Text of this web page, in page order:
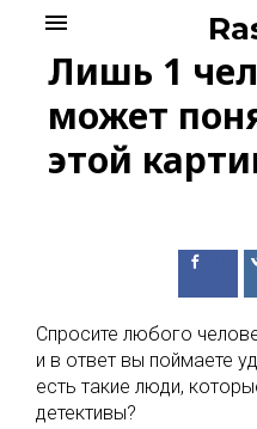
content
menu
Лишь 1
может
этой
Спросите любого
и в ответ вы поймаете
есть такие люди,
детективы?